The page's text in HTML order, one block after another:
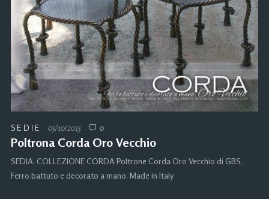
SEDIE 05/10/2015 0
Poltrona Corda Oro Vecchio
SEDIA. COLLEZIONE CORDA Poltrone Corda Oro Vecchio di GBS.
Ferro battuto e decorato a mano. Made in Italy